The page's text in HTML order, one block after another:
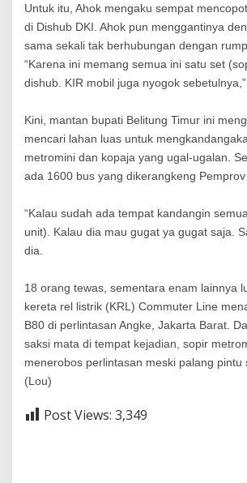
Untuk itu, Ahok mengaku sempat
di Dishub DKI. Ahok pun menggantinya
sama sekali tak berhubungan dengan
“Karena ini memang semua ini satu set
dishub. KIR mobil juga nyogok
Kini, mantan bupati Belitung Timur ini
mencari lahan luas untuk
metromini dan kopaja yang ugal-ugalan.
ada 1600 bus yang dikerangkeng Pemprov
“Kalau sudah ada tempat kandangin
unit). Kalau dia mau gugat ya gugat saja.
dia.
18 orang tewas, sementara enam lainnya
kereta rel listrik (KRL) Commuter Line
B80 di perlintasan Angke, Jakarta Barat.
saksi mata di tempat kejadian, sopir
menerobos perlintasan meski palang pintu
(Lou)
Post Views: 3,349